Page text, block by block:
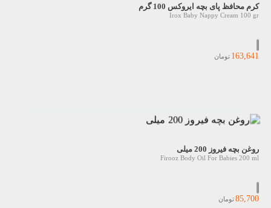
کرم محافظ پای بچه ایروکس 100 گرم
Irox Baby Nappy Cream 100 gr
163,641 تومان
روغن بچه فیروز 200 میلی
Firooz Body Oil For Babies 200 ml
85,700تومان